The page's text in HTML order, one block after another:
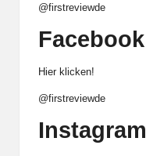
@firstreviewde
Facebook
Hier klicken!
@firstreviewde
Instagram